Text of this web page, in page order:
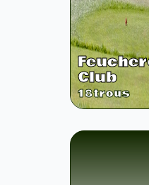
Club
18trous